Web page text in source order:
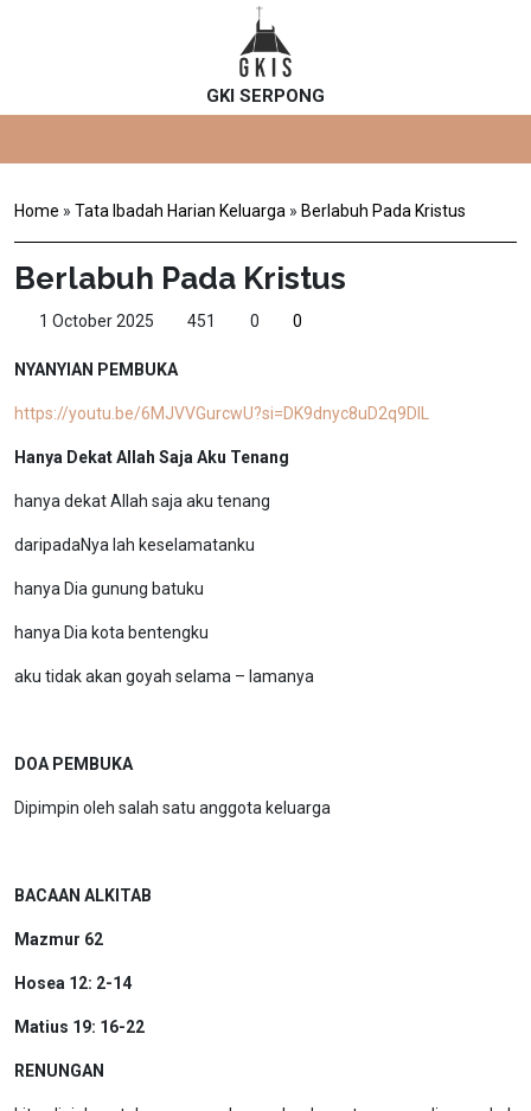
GKI SERPONG
Home » Tata Ibadah Harian Keluarga » Berlabuh Pada Kristus
Berlabuh Pada Kristus
1 October 2025 451 0 0
NYANYIAN PEMBUKA
https://youtu.be/6MJVVGurcwU?si=DK9dnyc8uD2q9DIL
Hanya Dekat Allah Saja Aku Tenang
hanya dekat Allah saja aku tenang
daripadaNya lah keselamatanku
hanya Dia gunung batuku
hanya Dia kota bentengku
aku tidak akan goyah selama – lamanya
DOA PEMBUKA
Dipimpin oleh salah satu anggota keluarga
BACAAN ALKITAB
Mazmur 62
Hosea 12: 2-14
Matius 19: 16-22
RENUNGAN